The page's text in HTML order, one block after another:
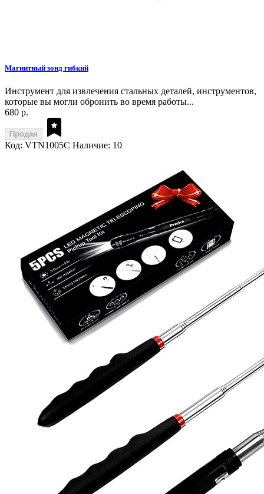
Магнитный зонд гибкий
Инструмент для извлечения стальных деталей, инструментов,
которые вы могли обронить во время работы...
680 р.
Продан
Код: VTN1005C Наличие: 10